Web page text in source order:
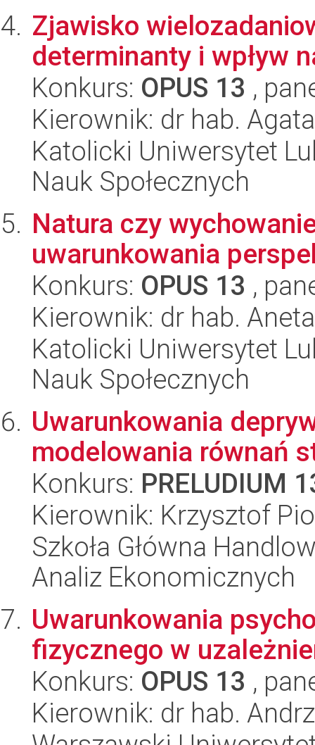
Zjawisko
determinanty i wpływ
Konkurs: OPUS 13 ,
Kierownik: dr hab.
Katolicki Uniwersytet
Nauk Społecznych
Natura czy
uwarunkowania
Konkurs: OPUS 13 ,
Kierownik: dr hab.
Katolicki Uniwersytet
Nauk Społecznych
Uwarunkowania
modelowania równań
Konkurs: PRELUDIUM
Kierownik: Krzysztof
Szkoła Główna
Analiz Ekonomicznych
Uwarunkowania
fizycznego w
Konkurs: OPUS 13 ,
Kierownik: dr hab.